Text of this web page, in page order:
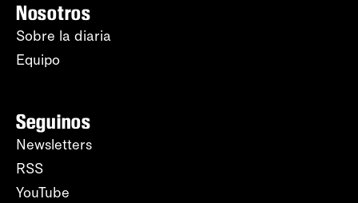
Nosotros
Sobre la diaria
Equipo
Seguinos
Newsletters
RSS
YouTube